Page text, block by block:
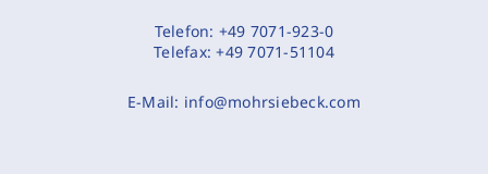
Telefon: +49 7071-923-0
Telefax:+49 7071-51104
E-Mail: info@mohrsiebeck.com